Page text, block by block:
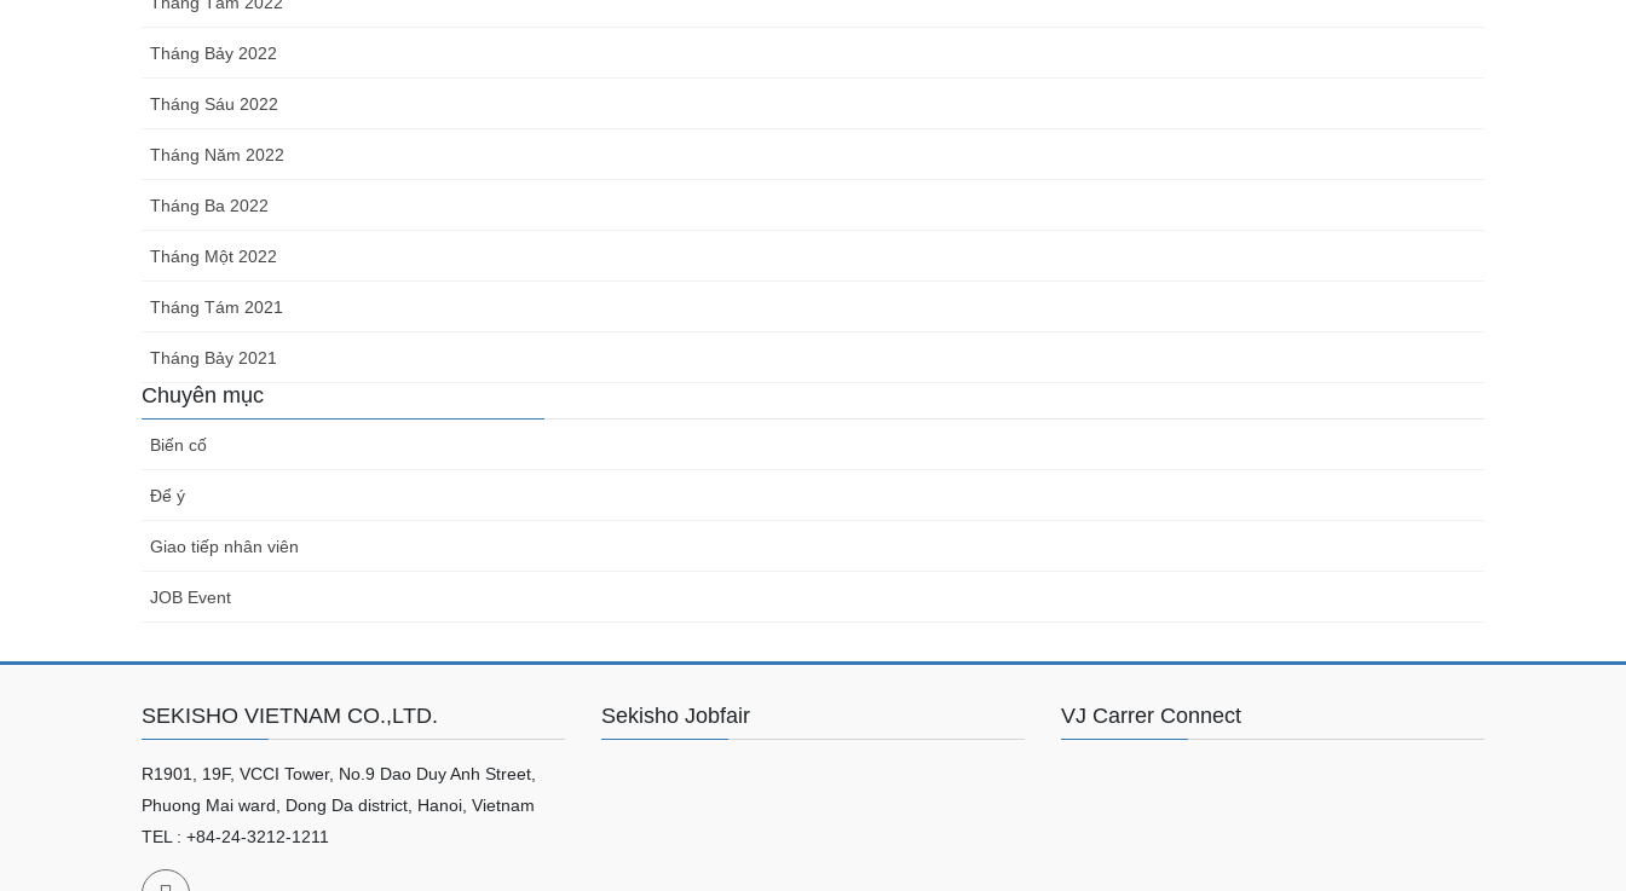
Tháng Bảy 2022
Tháng Sáu 2022
Tháng Năm 2022
Tháng Ba 2022
Tháng Một 2022
Tháng Tám 2021
Tháng Bảy 2021
Chuyên mục
Biến cố
Để ý
Giao tiếp nhân viên
JOB Event
SEKISHO VIETNAM CO.,LTD.
R1901, 19F, VCCI Tower, No.9 Dao Duy Anh Street,
Phuong Mai ward, Dong Da district, Hanoi, Vietnam
TEL : +84-24-3212-1211
Sekisho Jobfair VJ Carrer Connect